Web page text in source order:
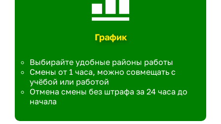
График
Выбирайте удобные районы работы
Смены от 1 часа, можно совмещать с
учёбой или работой
Отмена смены без штрафа за 24 часа до
начала